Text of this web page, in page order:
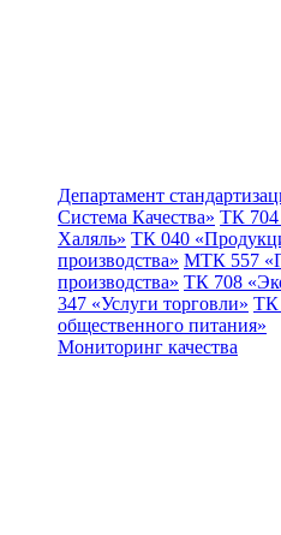
Департамент
Система Качества» ТК 704
Халяль» ТК 040
производства» МТК 557
производства» ТК 708
347 «Услуги торговли» ТК
общественного питания»
Мониторинг качества